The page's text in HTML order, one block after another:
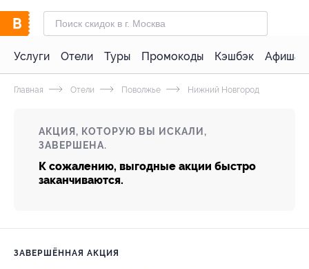
Услуги Отели Туры Промокоды Кэшбэк Афиша
Главная Отели Поволжье Нижний Новгород
АКЦИЯ, КОТОРУЮ ВЫ ИСКАЛИ,
ЗАВЕРШЕНА.
К сожалению, выгодные акции быстро
заканчиваются.
ЗАВЕРШЁННАЯ АКЦИЯ